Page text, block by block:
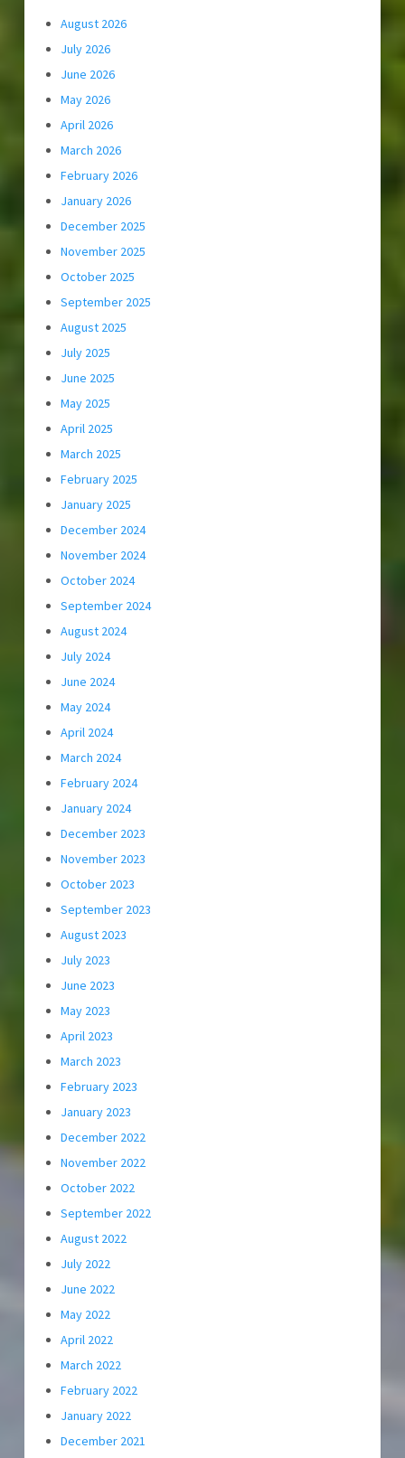
August 2026
July 2026
June 2026
May 2026
April 2026
March 2026
February 2026
January 2026
December 2025
November 2025
October 2025
September 2025
August 2025
July 2025
June 2025
May 2025
April 2025
March 2025
February 2025
January 2025
December 2024
November 2024
October 2024
September 2024
August 2024
July 2024
June 2024
May 2024
April 2024
March 2024
February 2024
January 2024
December 2023
November 2023
October 2023
September 2023
August 2023
July 2023
June 2023
May 2023
April 2023
March 2023
February 2023
January 2023
December 2022
November 2022
October 2022
September 2022
August 2022
July 2022
June 2022
May 2022
April 2022
March 2022
February 2022
January 2022
December 2021